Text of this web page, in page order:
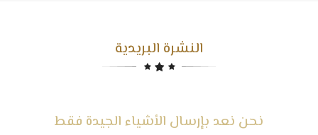
النشرة البريدية
نحن نعد بإرسال الأشياء الجيدة فقط